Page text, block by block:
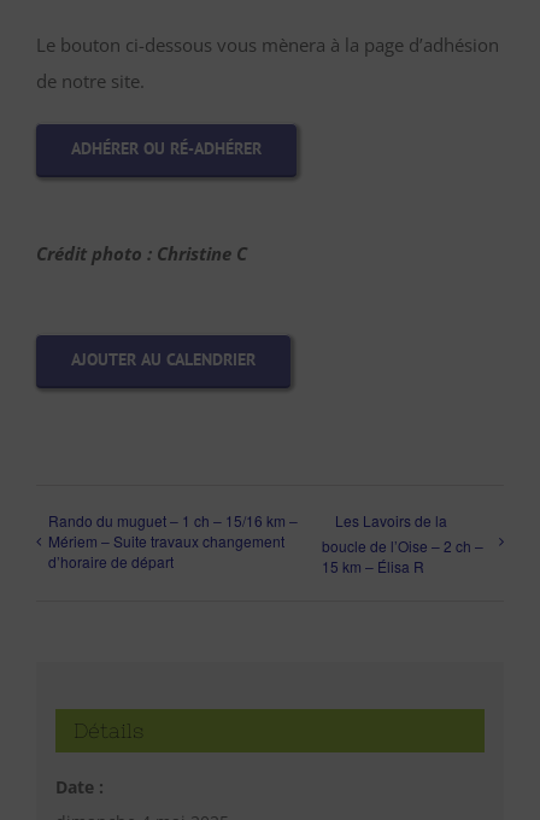
Le bouton ci-dessous vous mènera à la page d’adhésion
de notre site.
ADHÉRER OU RÉ-ADHÉRER
Crédit photo : Christine C
AJOUTER AU CALENDRIER
Rando du muguet – 1 ch – 15/16 km –
Mériem – Suite travaux changement
d’horaire de départ
Les Lavoirs de la
boucle de l’Oise – 2 ch –
15 km – Élisa R
Détails
Date :